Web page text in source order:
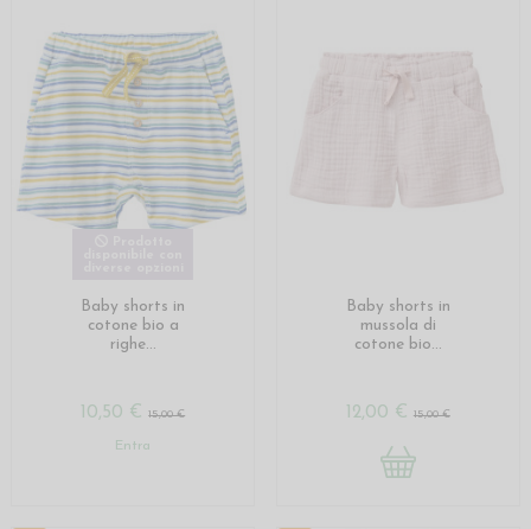
Baby shorts in
cotone bio a
righe...
10,50 €15,00 €
Entra
Baby shorts in
mussola di
cotone bio...
12,00 € 15,00 €